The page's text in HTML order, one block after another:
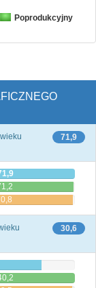
Poprodukcyjny
71,9
30,6